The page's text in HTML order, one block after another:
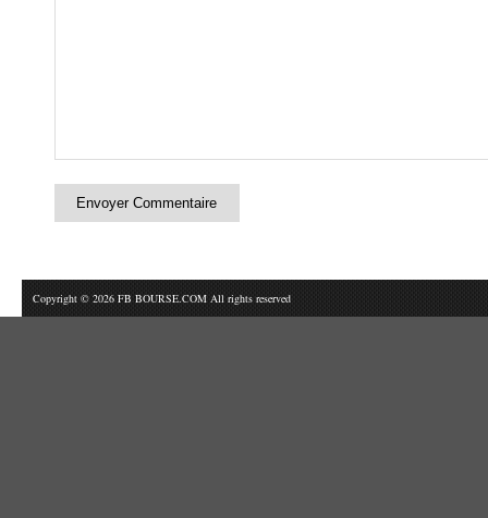
Copyright © 2026 FB BOURSE.COM All rights reserved